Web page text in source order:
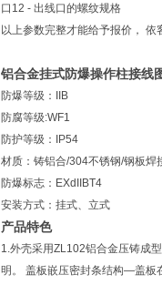
口12 - 出线口的螺纹规
以上参数完整才能给予报价，
铝合金挂式防爆操作柱接线
防爆等级：IIB
防腐等级:WF1
防护等级：IP54
材质：铸铝合/304不锈钢/钢板焊
防爆标志：EXdIIBT4
安装方式：挂式、立式
产品特色
1.外壳采用ZL102铝合金压铸成
明。 盖板嵌压密封条结构—盖板